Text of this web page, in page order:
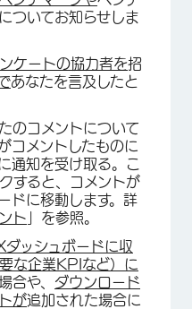
ついてお知らせしま
ケートの協力者を招
あなたを言及したと
のコメントについて
コメントしたものに
通知を受け取る。こ
すると、コメントが
ドに移動します。詳
ト 」を参照。
ダッシュボードに収
な企業KPIなど）に
合や、 ダウンロード
が追加された場合に